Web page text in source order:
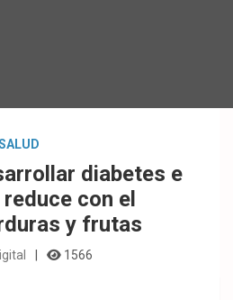
diabetes e
con el
y frutas
1566